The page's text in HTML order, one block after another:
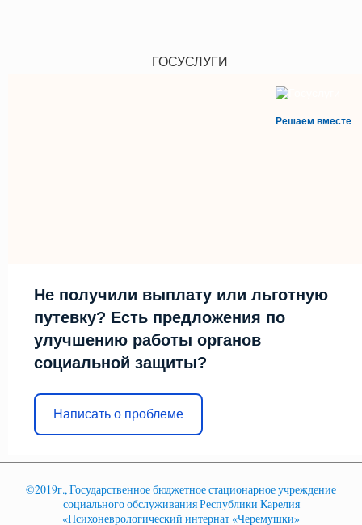
ГОСУСЛУГИ
Решаем вместе
Не получили выплату или льготную
путевку? Есть предложения по
улучшению работы органов
социальной защиты?
Написать о проблеме
©2019г., Государственное бюджетное стационарное учреждение
социального обслуживания Республики Карелия
«Психоневрологический интернат «Черемушки»